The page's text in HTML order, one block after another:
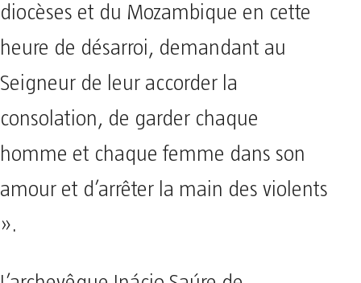
diocèses et du Mozambique en cette
heure de désarroi, demandant au
Seigneur de leur accorder la
consolation, de garder chaque
homme et chaque femme dans son
amour et d’arrêter la main des violents
».